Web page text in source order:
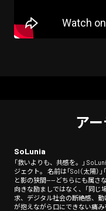
ア
SoLunia
「救いよりも、共感を。」
ジェクト。 名前は「Sol（太陽）」
と影の狭間——どちらにも属さ
向きな励ましではなく、「同じ
求、デジタル社会の断絶感、動
が抱えながら口にできない痛